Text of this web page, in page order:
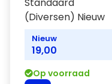
(Diversen) Nieuw
Nieuw
19,00
Op voorraad